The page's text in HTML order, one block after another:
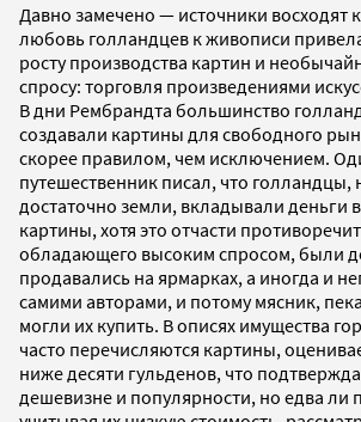
Давно замечено — источники восходят к
любовь голландцев к живописи
росту производства картин и
спросу: торговля произведениями
В дни Рембрандта большинство
создавали картины для свободного
скорее правилом, чем исключением.
путешественник писал, что голландцы,
достаточно земли, вкладывали деньги
картины, хотя это отчасти противоречит
обладающего высоким спросом, были
продавались на ярмарках, а иногда и
самими авторами, и потому мясник,
могли их купить. В описях имущества
часто перечисляются картины,
ниже десяти гульденов, что
дешевизне и популярности, но едва ли